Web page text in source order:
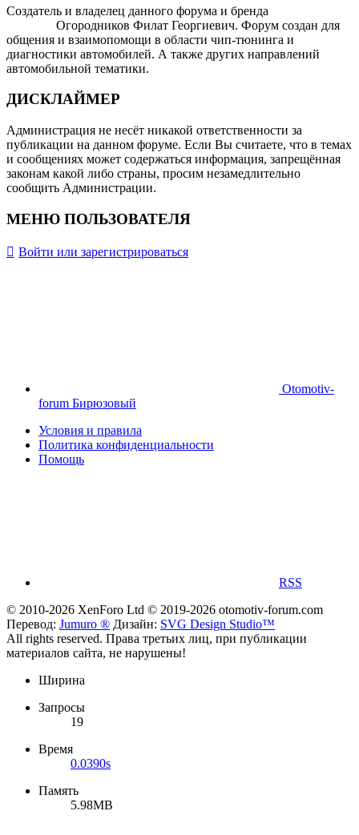
Создатель и владелец данного форума и бренда
Огородников Филат Георгиевич. Форум создан для
общения и взаимопомощи в области чип-тюнинга и
диагностики автомобилей. А также других направлений
автомобильной тематики.
ДИСКЛАЙМЕР
Администрация не несёт никакой ответственности за
публикации на данном форуме. Если Вы считаете, что в темах
и сообщениях может содержаться информация, запрещённая
законам какой либо страны, просим незамедлительно
сообщить Администрации.
МЕНЮ ПОЛЬЗОВАТЕЛЯ
Войти или зарегистрироваться
Otomotiv-
forum Бирюзовый
Условия и правила
Политика конфиденциальности
Помощь
RSS
© 2010-2026 XenForo Ltd © 2019-2026 otomotiv-forum.com
Перевод: Jumuro ® Дизайн: SVG Design Studio™
All rights reserved. Права третьих лиц, при публикации
материалов сайта, не нарушены!
Ширина
Запросы
19
Время
0.0390s
Память
5.98MB